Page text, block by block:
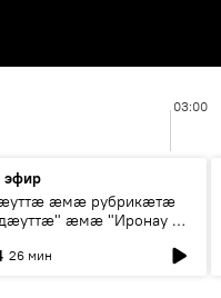
03:00
эфир
æмæ рубрикæтæ
æмæ "Иронау æй
26 мин